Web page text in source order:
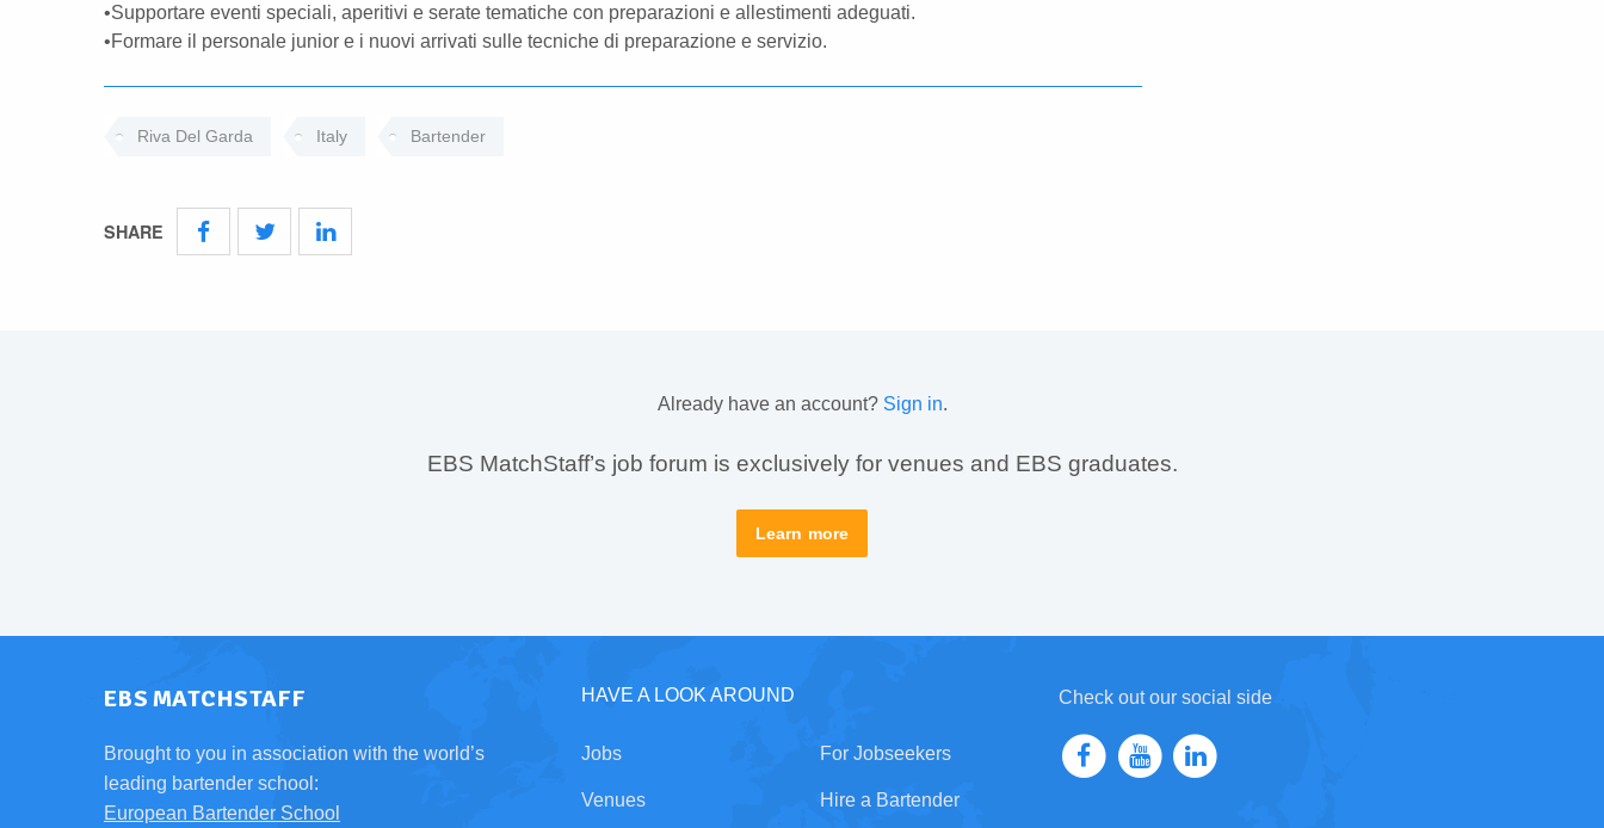
•Supportare eventi speciali, aperitivi e serate tematiche con preparazioni e allestimenti adeguati.
•Formare il personale junior e i nuovi arrivati sulle tecniche di preparazione e servizio.
Riva Del Garda Italy Bartender
SHARE
Already have an account? Sign in.
EBS MatchStaff’s job forum is exclusively for venues and EBS graduates.
Learn more
EBS MATCHSTAFF
Brought to you in association with the world’s
leading bartender school:
European Bartender School
HAVE A LOOK AROUND
Jobs
Venues
For Jobseekers
Hire a Bartender
Check out our social side